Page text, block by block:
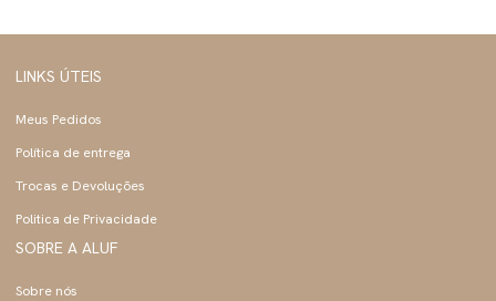
LINKS ÚTEIS
Meus Pedidos
Política de entrega
Trocas e Devoluções
Politica de Privacidade
SOBRE A ALUF
Sobre nós